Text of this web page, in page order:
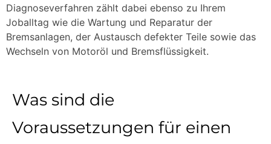
Diagnoseverfahren zählt dabei ebenso zu Ihrem
Joballtag wie die Wartung und Reparatur der
Bremsanlagen, der Austausch defekter Teile sowie das
Wechseln von Motoröl und Bremsflüssigkeit.
Was sind die
Voraussetzungen für einen